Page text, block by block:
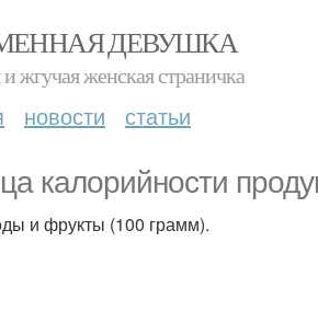
ДЕВУШКА
жгучая женская страничка
новости статьи
калорийности
и фрукты (100 грамм).